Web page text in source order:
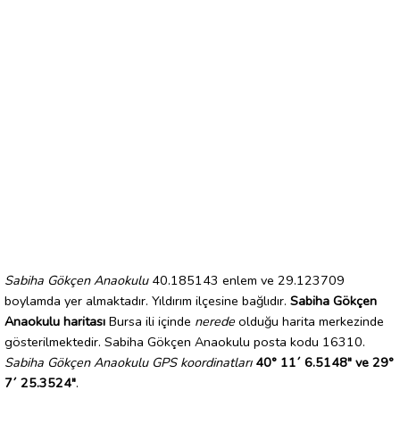
Sabiha Gökçen Anaokulu40.185143 enlem ve 29.123709
boylamda yer almaktadır. Yıldırım ilçesine bağlıdır. Sabiha Gökçen
Anaokulu haritası Bursa ili içinde nerede olduğu harita merkezinde
gösterilmektedir. Sabiha Gökçen Anaokulu posta kodu 16310.
Sabiha Gökçen Anaokulu GPS koordinatları 40° 11´ 6.5148" ve 29°
7´ 25.3524".